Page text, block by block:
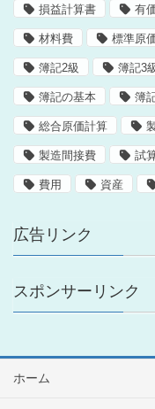
損益計算書 有
材料費 標準原
簿記2級 簿記3
簿記の基本 簿
総合原価計算
製造間接費 試
費用 資産
広告リンク
スポンサーリンク
ホーム